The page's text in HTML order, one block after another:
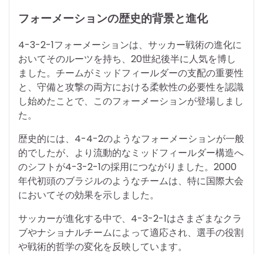
フォーメーションの歴史的背景と進化
4-3-2-1フォーメーションは、サッカー戦術の進化に
おいてそのルーツを持ち、20世紀後半に人気を博し
ました。チームがミッドフィールダーの支配の重要性
と、守備と攻撃の両方における柔軟性の必要性を認識
し始めたことで、このフォーメーションが登場しまし
た。
歴史的には、4-4-2のようなフォーメーションが一般
的でしたが、より流動的なミッドフィールダー構造へ
のシフトが4-3-2-1の採用につながりました。2000
年代初頭のブラジルのようなチームは、特に国際大会
においてその効果を示しました。
サッカーが進化する中で、4-3-2-1はさまざまなクラ
ブやナショナルチームによって適応され、選手の役割
や戦術的哲学の変化を反映しています。